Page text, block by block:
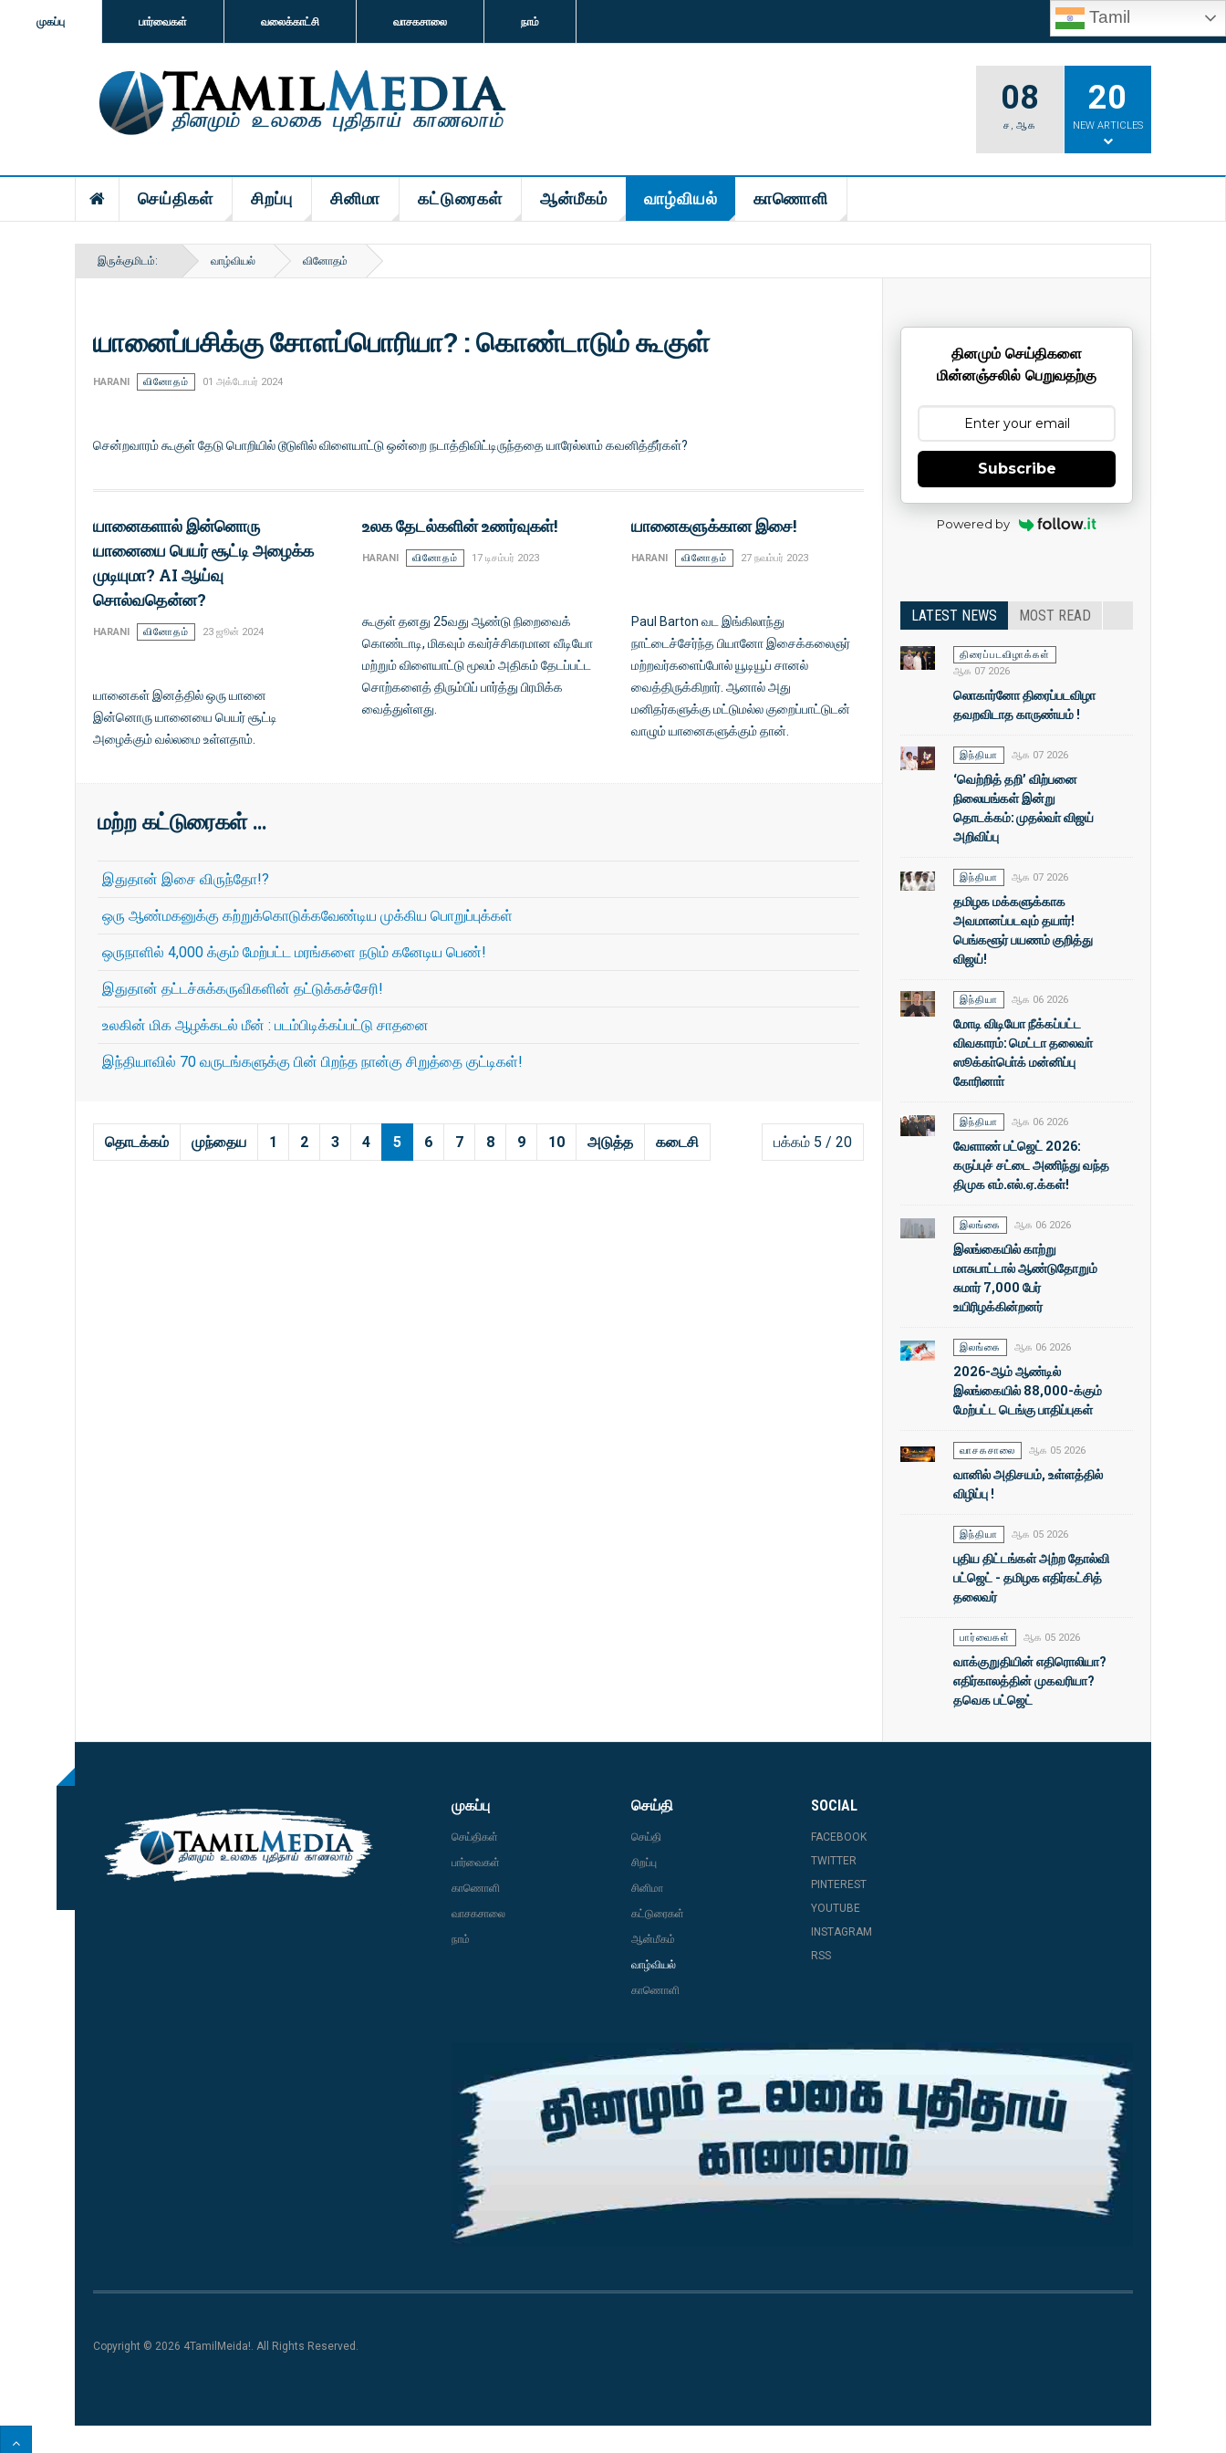
முகப்பு பார்வைகள் வலைக்காட்சி வாசகசாலை நாம் Tamil
08
ச , ஆக
20
NEW ARTICLES
செய்திகள் சிறப்பு சினிமா கட்டுரைகள் ஆன்மீகம் வாழ்வியல் காணொளி
இருக்குமிடம்: வாழ்வியல் வினோதம்
யானைப்பசிக்கு சோளப்பொரியா? : கொண்டாடும் கூகுள்
HARANI வினோதம் 01 அக்டோபர் 2024
சென்றவாரம் கூகுள் தேடு பொறியில் டூடுளில் விளையாட்டு ஒன்றை நடாத்திவிட்டிருந்ததை யாரேல்லாம் கவனித்தீர்கள்?
யானைகளால் இன்னொரு
யானையை பெயர் சூட்டி அழைக்க
முடியுமா? AI ஆய்வு
சொல்வதென்ன?
HARANI வினோதம் 23 ஜூன் 2024
யானைகள் இனத்தில் ஒரு யானை
இன்னொரு யானையை பெயர் சூட்டி
அழைக்கும் வல்லமை உள்ளதாம்.
உலக தேடல்களின் உணர்வுகள்!
HARANI வினோதம் 17 டிசம்பர் 2023
கூகுள் தனது 25வது ஆண்டு நிறைவைக்
கொண்டாடி, மிகவும் கவர்ச்சிகரமான வீடியோ
மற்றும் விளையாட்டு மூலம் அதிகம் தேடப்பட்ட
சொற்களைத் திரும்பிப் பார்த்து பிரமிக்க
வைத்துள்ளது.
யானைகளுக்கான இசை!
HARANI வினோதம் 27 நவம்பர் 2023
Paul Barton வட இங்கிலாந்து
நாட்டைச்சேர்ந்த பியானோ இசைக்கலைஞர்
மற்றவர்களைப்போல் யூடியூப் சானல்
வைத்திருக்கிறார். ஆனால் அது
மனிதர்களுக்கு மட்டுமல்ல குறைப்பாட்டுடன்
வாழும் யானைகளுக்கும் தான்.
மற்ற கட்டுரைகள் …
இதுதான் இசை விருந்தோ!?
ஒரு ஆண்மகனுக்கு கற்றுக்கொடுக்கவேண்டிய முக்கிய பொறுப்புக்கள்
ஒருநாளில் 4,000 க்கும் மேற்பட்ட மரங்களை நடும் கனேடிய பெண்!
இதுதான் தட்டச்சுக்கருவிகளின் தட்டுக்கச்சேரி!
உலகின் மிக ஆழக்கடல் மீன் : படம்பிடிக்கப்பட்டு சாதனை
இந்தியாவில் 70 வருடங்களுக்கு பின் பிறந்த நான்கு சிறுத்தை குட்டிகள்!
பக்கம் 5 / 20
தொடக்கம் முந்தைய 1 2 3 4 5 6 7 8 9 10 அடுத்த கடைசி
தினமும் செய்திகளை
மின்னஞ்சலில் பெறுவதற்கு
Subscribe
Powered by
LATEST NEWS MOST READ
திரைப்படவிழாக்கள்
ஆக 07 2026
லொகார்னோ திரைப்படவிழா
தவறவிடாத காருண்யம் !
இந்தியா ஆக 07 2026
‘வெற்றித் தறி’ விற்பனை
நிலையங்கள் இன்று
தொடக்கம்: முதல்வா் விஜய்
அறிவிப்பு
இந்தியா ஆக 07 2026
தமிழக மக்களுக்காக
அவமானப்படவும் தயார்!
பெங்களூர் பயணம் குறித்து
விஜய்!
இந்தியா ஆக 06 2026
மோடி விடியோ நீக்கப்பட்ட
விவகாரம்: மெட்டா தலைவா்
ஸூக்கா்பொ்க் மன்னிப்பு
கோரினாா்
இந்தியா ஆக 06 2026
வேளாண் பட்ஜெட் 2026:
கருப்புச் சட்டை அணிந்து வந்த
திமுக எம்.எல்.ஏ.க்கள்!
இலங்கை ஆக 06 2026
இலங்கையில் காற்று
மாசுபாட்டால் ஆண்டுதோறும்
சுமார் 7,000 பேர்
உயிரிழக்கின்றனர்
இலங்கை ஆக 06 2026
2026-ஆம் ஆண்டில்
இலங்கையில் 88,000-க்கும்
மேற்பட்ட டெங்கு பாதிப்புகள்
வாசகசாலை ஆக 05 2026
வானில் அதிசயம், உள்ளத்தில்
விழிப்பு !
இந்தியா ஆக 05 2026
புதிய திட்டங்கள் அற்ற தோல்வி
பட்ஜெட் - தமிழக எதிர்கட்சித்
தலைவர்
பார்வைகள் ஆக 05 2026
வாக்குறுதியின் எதிரொலியா?
எதிர்காலத்தின் முகவரியா?
தவெக பட்ஜெட்
முகப்பு
செய்திகள்
பார்வைகள்
காணொளி
வாசகசாலை
நாம்
செய்தி
செய்தி
சிறப்பு
சினிமா
கட்டுரைகள்
ஆன்மீகம்
வாழ்வியல்
காணொளி
SOCIAL
FACEBOOK
TWITTER
PINTEREST
YOUTUBE
INSTAGRAM
RSS
Copyright © 2026 4TamilMeida!. All Rights Reserved.